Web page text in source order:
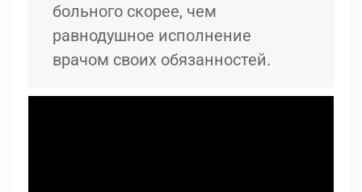
больного скорее, чем
равнодушное исполнение
врачом своих обязанностей.